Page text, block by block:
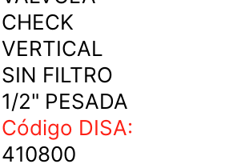
CHECK
VERTICAL
SIN FILTRO
1/2" PESADA
Código DISA:
410800